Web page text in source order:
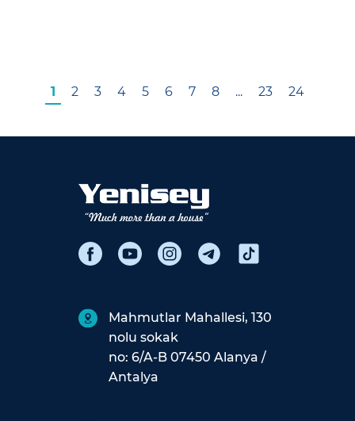
1 2 3 4 5 6 7 8 ... 23 24
Mahmutlar Mahallesi, 130
nolu sokak
no: 6/A-B 07450 Alanya /
Antalya